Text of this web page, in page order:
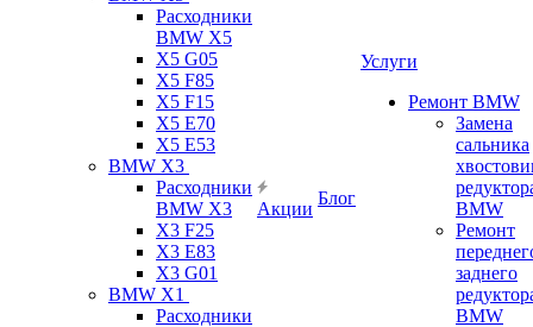
Расходники
BMW X5
X5 G05
X5 F85
X5 F15
X5 E70
X5 E53
BMW X3
Расходники
BMW X3
X3 F25
X3 E83
X3 G01
BMW X1
Расходники
Акции
Блог
Услуги
Ремонт BMW
Замена
сальника
BMW
Ремонт
заднего
BMW